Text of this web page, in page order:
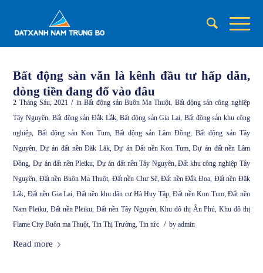
Bất động sản vẫn là kênh đầu tư hấp dẫn,
dòng tiền đang đổ vào đâu
2 Tháng Sáu, 2021 / inBất động sản Buôn Ma Thuột, Bất động sản công nghiệp
Tây Nguyên, Bất động sản Đắk Lắk,Bất động sản Gia Lai, Bất đông sản khu công
nghiệp, Bất động sản Kon Tum, Bất động sản Lâm Đồng,Bất động sản Tây
Nguyên, Dự án đất nền Đăk Lăk,Dự án Đất nền Kon Tum,Dự án đất nền Lâm
Đồng, Dự án đất nền Pleiku, Dự án đất nền Tây Nguyên,Đất khu công nghiệp Tây
Nguyên, Đất nền Buôn Ma Thuột, Đất nền Chư Sê,Đất nền Đắk Đoa, Đất nền Đăk
Lắk, Đất nền Gia Lai, Đất nền khu dân cư Hà Huy Tập,Đất nền Kon Tum,Đất nền
Nam Pleiku, Đất nền Pleiku,Đất nền Tây Nguyên,Khu đô thị Ân Phú,Khu đô thị
Flame City Buôn ma Thuột,Tin Thị Trường,Tin tức / byadmin
Read more